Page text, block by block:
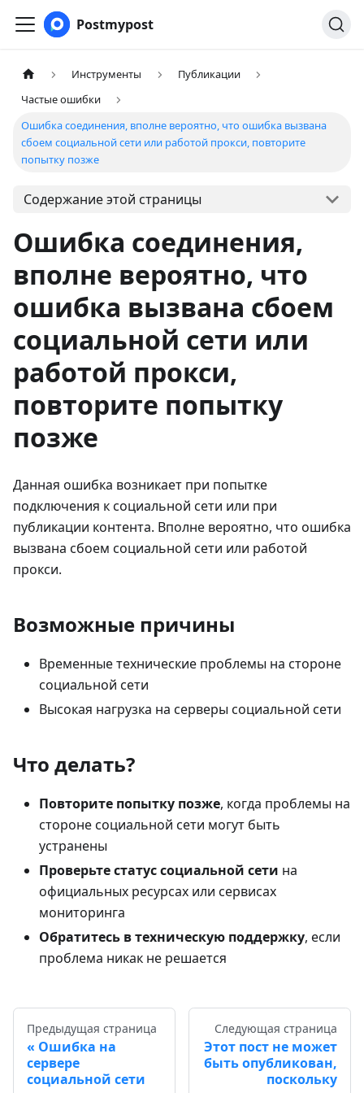
Postmypost
Инструменты
Публикации
Частые ошибки
Ошибка соединения, вполне вероятно, что ошибка вызвана
сбоем социальной сети или работой прокси, повторите
попытку позже
Содержание этой страницы
Ошибка соединения,
вполне вероятно, что
ошибка вызвана сбоем
социальной сети или
работой прокси,
повторите попытку
позже
Данная ошибка возникает при попытке
подключения к социальной сети или при
публикации контента. Вполне вероятно, что ошибка
вызвана сбоем социальной сети или работой
прокси.
Возможные причины
Временные технические проблемы на стороне
социальной сети
Высокая нагрузка на серверы социальной сети
Что делать?
Повторите попытку позже, когда проблемы на
стороне социальной сети могут быть
устранены
Проверьте статус социальной сети на
официальных ресурсах или сервисах
мониторинга
Обратитесь в техническую поддержку, если
проблема никак не решается
Предыдущая страница
Ошибка на
сервере
социальной сети
Следующая страница
Этот пост не может
быть опубликован,
поскольку